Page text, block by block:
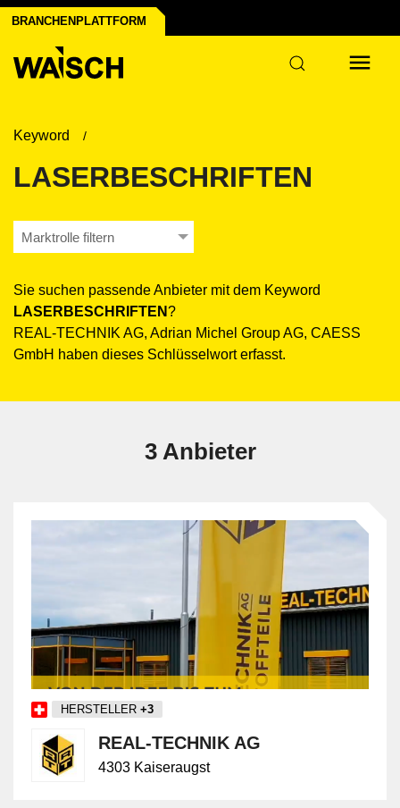
BRANCHENPLATTFORM
Keyword
LASERBESCHRIFTEN
Marktrolle filtern
Sie suchen passende Anbieter mit dem Keyword
LASERBESCHRIFTEN?
REAL-TECHNIK AG, Adrian Michel Group AG, CAESS
GmbH haben dieses Schlüsselwort erfasst.
3 Anbieter
HERSTELLER +3
REAL-TECHNIK AG
4303 Kaiseraugst